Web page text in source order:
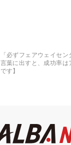
「必ずフェアウェイセ
言葉に出すと、成功率
です】